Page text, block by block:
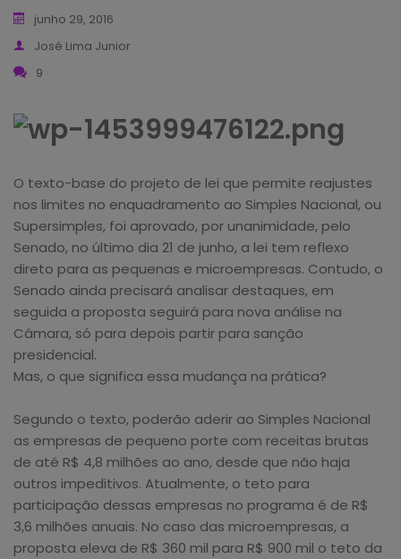
junho 29, 2016
José Lima Junior
9
O texto-base do projeto de lei que permite reajustes
nos limites no enquadramento ao Simples Nacional, ou
Supersimples, foi aprovado, por unanimidade, pelo
Senado, no último dia 21 de junho, a lei tem reflexo
direto para as pequenas e microempresas. Contudo, o
Senado ainda precisará analisar destaques, em
seguida a proposta seguirá para nova análise na
Câmara, só para depois partir para sanção
presidencial.
Mas, o que significa essa mudança na prática?
Segundo o texto, poderão aderir ao Simples Nacional
as empresas de pequeno porte com receitas brutas
de até R$ 4,8 milhões ao ano, desde que não haja
outros impeditivos. Atualmente, o teto para
participação dessas empresas no programa é de R$
3,6 milhões anuais. No caso das microempresas, a
proposta eleva de R$ 360 mil para R$ 900 mil o teto da